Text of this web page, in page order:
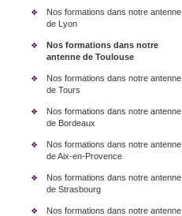
Nos formations dans notre antenne
de Lyon
Nos formations dans notre
antenne de Toulouse
Nos formations dans notre antenne
de Tours
Nos formations dans notre antenne
de Bordeaux
Nos formations dans notre antenne
de Aix-en-Provence
Nos formations dans notre antenne
de Strasbourg
Nos formations dans notre antenne